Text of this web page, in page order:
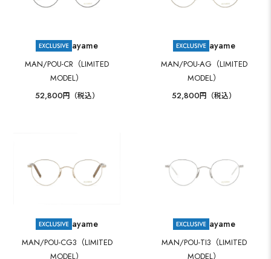
ayame
MAN/POU-CR（LIMITED
MODEL）
52,800円（税込）
ayame
MAN/POU-AG（LIMITED
MODEL）
52,800円（税込）
ayame
MAN/POU-CG3（LIMITED
MODEL）
ayame
MAN/POU-TI3（LIMITED
MODEL）